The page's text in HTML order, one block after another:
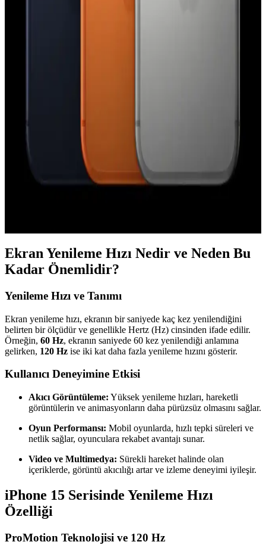
özelliği yalnızca AirTag 2 ile uyumludur. Orijinal AirTag, yeni U2
çipi ve kamera eksikliği nedeniyle desteklenmemektedir.
iPhone 17 Pro Kullanıcı Deneyimi ve Android'e Geri
Dönüş Nedenleri Üzerine Analiz
Ekran Yenileme Hızı Nedir ve Neden Bu
Kadar Önemlidir?
Yenileme Hızı ve Tanımı
Ekran yenileme hızı, ekranın bir saniyede kaç kez yenilendiğini
belirten bir ölçüdür ve genellikle Hertz (Hz) cinsinden ifade edilir.
Örneğin, 60 Hz, ekranın saniyede 60 kez yenilendiği anlamına
gelirken, 120 Hz ise iki kat daha fazla yenileme hızını gösterir.
Kullanıcı Deneyimine Etkisi
Akıcı Görüntüleme: Yüksek yenileme hızları, hareketli
görüntülerin ve animasyonların daha pürüzsüz olmasını sağlar.
Oyun Performansı: Mobil oyunlarda, hızlı tepki süreleri ve
netlik sağlar, oyunculara rekabet avantajı sunar.
Video ve Multimedya: Sürekli hareket halinde olan
içeriklerde, görüntü akıcılığı artar ve izleme deneyimi iyileşir.
iPhone 15 Serisinde Yenileme Hızı
Özelliği
ProMotion Teknolojisi ve 120 Hz